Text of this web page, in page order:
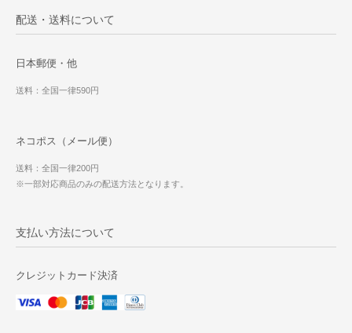
配送・送料について
日本郵便・他
送料：全国一律590円
ネコポス（メール便）
送料：全国一律200円
※一部対応商品のみの配送方法となります。
支払い方法について
クレジットカード決済